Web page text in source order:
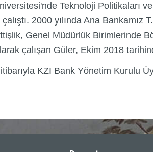
Teknoloji Politikaları
çalıştı. 2000 yılında Ana
Genel Müdürlük Birimlerinde
çalışan Güler, Ekim 2018
KZI Bank Yönetim Kurulu